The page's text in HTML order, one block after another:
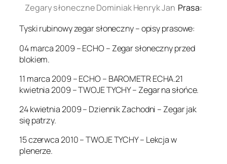
Zegary słoneczne Dominiak Henryk Jan Prasa:
Tyski rubinowy zegar słoneczny – opisy prasowe:
04 marca 2009 – ECHO – Zegar słoneczny przed
blokiem.
11 marca 2009 – ECHO – BAROMETR ECHA.21
kwietnia 2009 – TWOJE TYCHY – Zegar na słońce.
24 kwietnia 2009 – Dziennik Zachodni – Zegar jak
się patrzy.
15 czerwca 2010 – TWOJE TYCHY – Lekcja w
plenerze.